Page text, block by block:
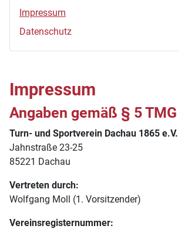
Impressum
Datenschutz
Impressum
Angaben gemäß § 5 TMG
Turn- und Sportverein Dachau 1865 e.V.
Jahnstraße 23-25
85221 Dachau
Vertreten durch:
Wolfgang Moll (1. Vorsitzender)
Vereinsregisternummer: